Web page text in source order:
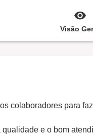
Visão
colaboradores para
e o bom